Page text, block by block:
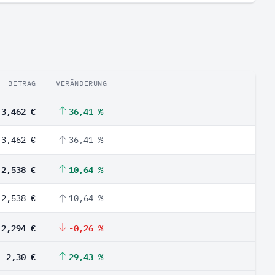
BETRAG VERÄNDERUNG
3,462 € 36,41 %
3,462 € 36,41 %
2,538 € 10,64 %
2,538 € 10,64 %
2,294 € -0,26 %
2,30 € 29,43 %